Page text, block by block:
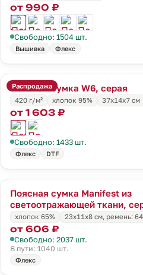
от 990 ₽
Свободно: 1504 шт.
Вышивка Флекс
Распродажа
Поясная сумка W6, серая
420 г/м²
хлопок 95% 37х14х7 см
от 1 603 ₽
Свободно: 1433 шт.
Флекс DTF
Поясная сумка Manifest из
светоотражающей ткани,
хлопок 65% 23x11x8 см, ремень:
от 606 ₽
Свободно: 2037 шт.
В пути: 1040 шт.
Флекс